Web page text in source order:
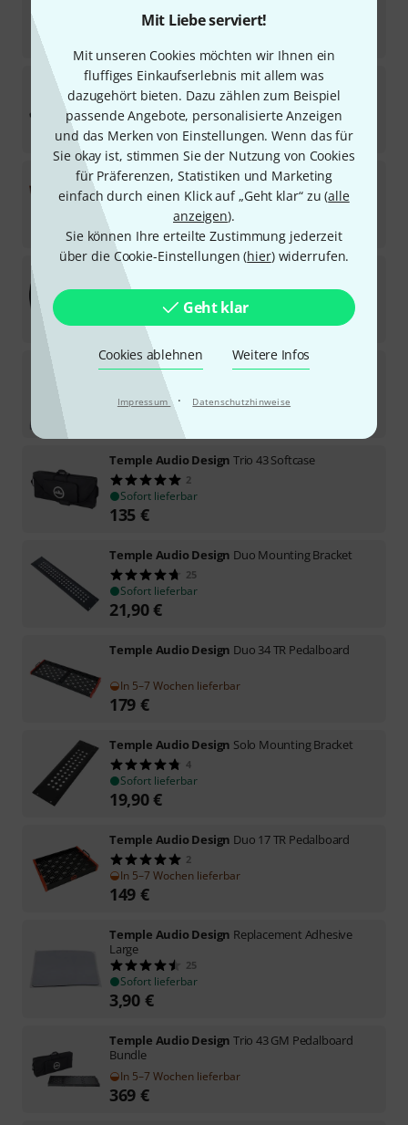
Mit Liebe serviert!
Mit unseren Cookies möchten wir Ihnen ein
fluffiges Einkaufserlebnis mit allem was
dazugehört bieten. Dazu zählen zum Beispiel
passende Angebote, personalisierte Anzeigen
und das Merken von Einstellungen. Wenn das für
Sie okay ist, stimmen Sie der Nutzung von Cookies
für Präferenzen, Statistiken und Marketing
einfach durch einen Klick auf „Geht klar“ zu (alle
anzeigen).
Sie können Ihre erteilte Zustimmung jederzeit
über die Cookie-Einstellungen (hier) widerrufen.
Geht klar
Cookies ablehnen Weitere Infos
Impressum · Datenschutzhinweise
Sofort lieferbar
Temple Audio DesignTrio 28 GM Pedalboard
Bundle
In 6–8 Wochen lieferbar
299€
Temple Audio DesignSolo 18 TR Pedalboard
2
In 5–7 Wochen lieferbar
136 €
Temple Audio Design
6
In 5–7 Wochen lieferbar
119€
Temple Audio Design
Trio 21 GM Pedalboard
Sofort lieferbar
Temple Audio Design Trio 43 Softcase
2
Sofort lieferbar
135 €
Temple Audio Design Duo Mounting Bracket
25
Sofort lieferbar
21,90€
Temple Audio Design Duo 34 TR Pedalboard
In 5–7 Wochen lieferbar
179 €
Temple Audio Design Solo Mounting Bracket
4
Sofort lieferbar
19,90€
Temple Audio Design Duo 17 TR Pedalboard
2
In 5–7 Wochen lieferbar
149 €
Temple Audio Design Replacement Adhesive
Large
25
Sofort lieferbar
3,90 €
Temple Audio Design Trio 43 GM Pedalboard
Bundle
In 5–7 Wochen lieferbar
369 €